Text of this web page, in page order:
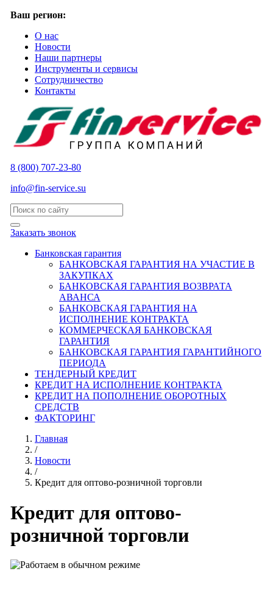
Ваш регион:
О нас
Новости
Наши партнеры
Инструменты и сервисы
Сотрудничество
Контакты
8 (800) 707-23-80
info@fin-service.su
Заказать звонок
Банковская гарантия
БАНКОВСКАЯ ГАРАНТИЯ НА УЧАСТИЕ В
ЗАКУПКАХ
БАНКОВСКАЯ ГАРАНТИЯ ВОЗВРАТА
АВАНСА
БАНКОВСКАЯ ГАРАНТИЯ НА
ИСПОЛНЕНИЕ КОНТРАКТА
КОММЕРЧЕСКАЯ БАНКОВСКАЯ
ГАРАНТИЯ
БАНКОВСКАЯ ГАРАНТИЯ ГАРАНТИЙНОГО
ПЕРИОДА
ТЕНДЕРНЫЙ КРЕДИТ
КРЕДИТ НА ИСПОЛНЕНИЕ КОНТРАКТА
КРЕДИТ НА ПОПОЛНЕНИЕ ОБОРОТНЫХ
СРЕДСТВ
ФАКТОРИНГ
Главная
/
Новости
/
Кредит для оптово-розничной торговли
Кредит для оптово-
розничной торговли